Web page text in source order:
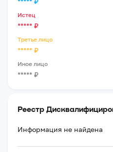
Истец
***** ₽
Третье лицо
***** ₽
Иное лицо
***** ₽
Реестр
Информация не найдена